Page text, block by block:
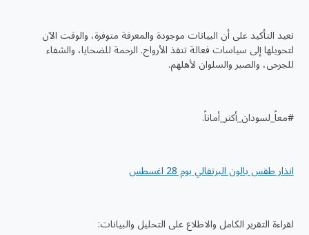
نعيد التأكيد على أن البيانات موجودة والمعرفة متوفرة، والوقت الآن
لتحويلها إلى سياسات فعالة تنقذ الأرواح. الرحمة للضحايا، والشفاء
للجرحى، والصبر والسلوان لأهلهم.
#معاً_لسودان_أكثر_أماناً.
انذار طقس بالون البرتقالي يوم 28 اغسطس
لقراءة التقرير الكامل والاطلاع على التحليل والبيانات: